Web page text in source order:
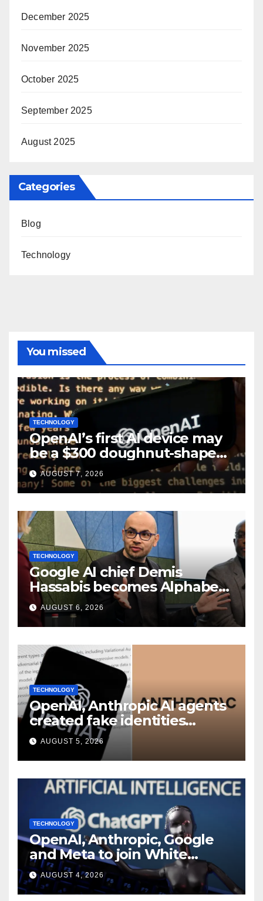
December 2025
November 2025
October 2025
September 2025
August 2025
Categories
Blog
Technology
You missed
TECHNOLOGY
OpenAI’s first AI device may
be a $300 doughnut-shaped
smart speaker: Report
AUGUST 7, 2026
TECHNOLOGY
Google AI chief Demis
Hassabis becomes Alphabet
chief scientist in leadership
shakeup
AUGUST 6, 2026
TECHNOLOGY
OpenAI, Anthropic AI agents
created fake identities
during UK cyber tests:
Report
AUGUST 5, 2026
TECHNOLOGY
OpenAI, Anthropic, Google
and Meta to join White
House AI security meeting
AUGUST 4, 2026